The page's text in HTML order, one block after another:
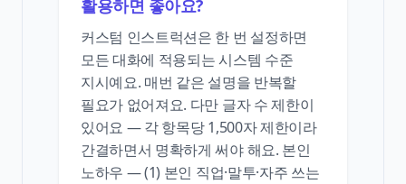
활용하면 좋아요?
커스텀 인스트럭션은 한 번 설정하면
모든 대화에 적용되는 시스템 수준
지시예요. 매번 같은 설명을 반복할
필요가 없어져요. 다만 글자 수 제한이
있어요 — 각 항목당 1,500자 제한이라
간결하면서 명확하게 써야 해요. 본인
노하우 — (1) 본인 직업·말투·자주 쓰는